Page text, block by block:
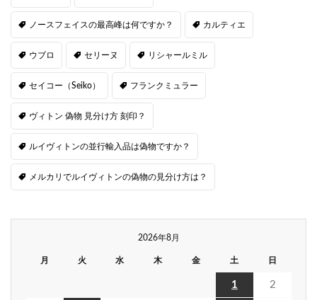
ノースフェイスの最高峰は何ですか？ カルティエ
ウブロ セリーヌ リシャールミル
セイコー（Seiko） フランクミュラー
ヴィトン 偽物 見分け方 刻印？
ルイヴィトンの並行輸入品は偽物ですか？
メルカリでルイヴィトンの偽物の見分け方は？
2026年8月
月 火 水 木 金 土 日
1 2